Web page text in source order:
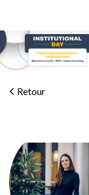
Retour